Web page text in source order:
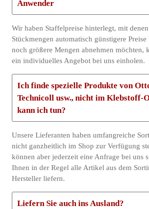
Anwender
Wir haben Staffelpreise hinterlegt, mit
Stückmengen automatisch günstigere
noch größere Mengen abnehmen möchten,
ein individuelles Angebot bei uns einholen.
Ich finde spezielle Produkte von
Technicoll usw., nicht im Klebstoff-
kann ich tun?
Unsere Lieferanten haben umfangreiche
nicht ganzheitlich im Shop zur Verfügung
können aber jederzeit eine Anfrage bei uns
Ihnen in der Regel alle Artikel aus dem
Hersteller liefern.
Liefern Sie auch ins Ausland?